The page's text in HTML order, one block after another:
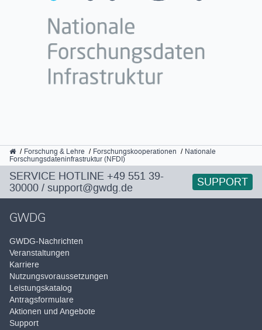
GWDG
Forschung & Lehre Forschungskooperationen
Nationale
Forschungsdateninfrastruktur (NFDI)
SERVICE HOTLINE +49 551 39-
30000 / support@gwdg.de SUPPORT
GWDG
GWDG-Nachrichten
Veranstaltungen
Karriere
Nutzungsvoraussetzungen
Leistungskatalog
Antragsformulare
Aktionen und Angebote
Support